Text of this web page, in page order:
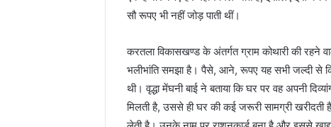
सौ रूपए भी नहीं जोड़ पाती थीं।
करतला विकासखण्ड के अंतर्गत ग्राम कोथारी की रहने
भलीभांति समझा है। पैसे, आने, रूपए यह सभी जल्दी से
थी। वृद्धा मेंघनी बाई ने बताया कि घर पर वह अपनी
मिलती है, उससे ही घर की कई जरूरी सामग्री